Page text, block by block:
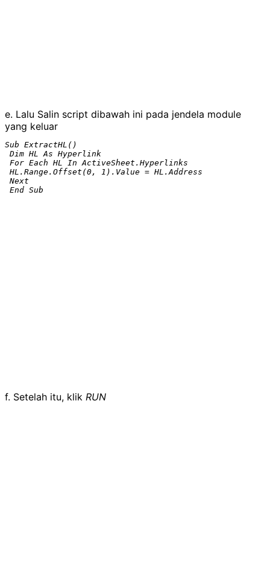
e. Lalu Salin script dibawah ini pada jendela module
yang keluar
Sub ExtractHL()
Dim HL As Hyperlink
For Each HL In ActiveSheet.Hyperlinks
HL.Range.Offset(0, 1).Value = HL.Address
Next
End Sub
f. Setelah itu, klik RUN